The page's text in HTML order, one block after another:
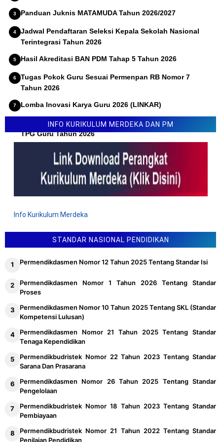
Panduan Juknis MATAMUDA Tahun 2026/2027
Jadwal Pendaftaran Seleksi Kepala Sekolah Nasional
Terintegrasi Tahun 2026
Hasil Akreditasi BAN PDM Tahap 5 Tahun 2026
Tugas Pokok Guru Sesuai Permenpan RB Nomor 7
Tahun 2026
Lomba Inovasi Karya Guru 2026 (LINKAR)
Permendikdasmen Nomor 10 Tahun 2026 Tentang Juknis
TPG Guru Tahun 2026
INFO KURIKULUM MERDEKA DAN PM
Info Kurikulum Merdeka
STANDAR NASIONAL PENDIDIKAN
Permendikdasmen Nomor 12 Tahun 2025 Tentang Standar Isi
Permendikdasmen Nomor 1 Tahun 2026 Tentang Standar
Proses
Permendikdasmen Nomor 10 Tahun 2025 Tentang SKL (Standar
Kompetensi Lulusan)
Permendikdasmen Nomor 21 Tahun 2025 Tentang Standar
Tenaga Kependidikan
Permendikbudristek Nomor 22 Tahun 2023 Tentang Standar
Sarana Dan Prasarana
Permendikdasmen Nomor 26 Tahun 2025 Tentang Standar
Pengelolaan
Permendikbudristek Nomor 18 Tahun 2023 Tentang Standar
Pembiayaan
Permendikbudristek Nomor 21 Tahun 2022 Tentang Standar
Penilaian Pendidikan